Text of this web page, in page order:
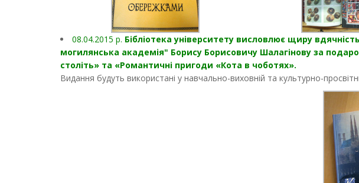
08.04.2015 р. Бібліотека університету висловлює щиру
могилянська академія" Борису Борисовичу Шалагінову за
століть» та «Романтичні пригоди «Кота в чоботях».
Видання будуть використані у навчально-виховній та культурно-